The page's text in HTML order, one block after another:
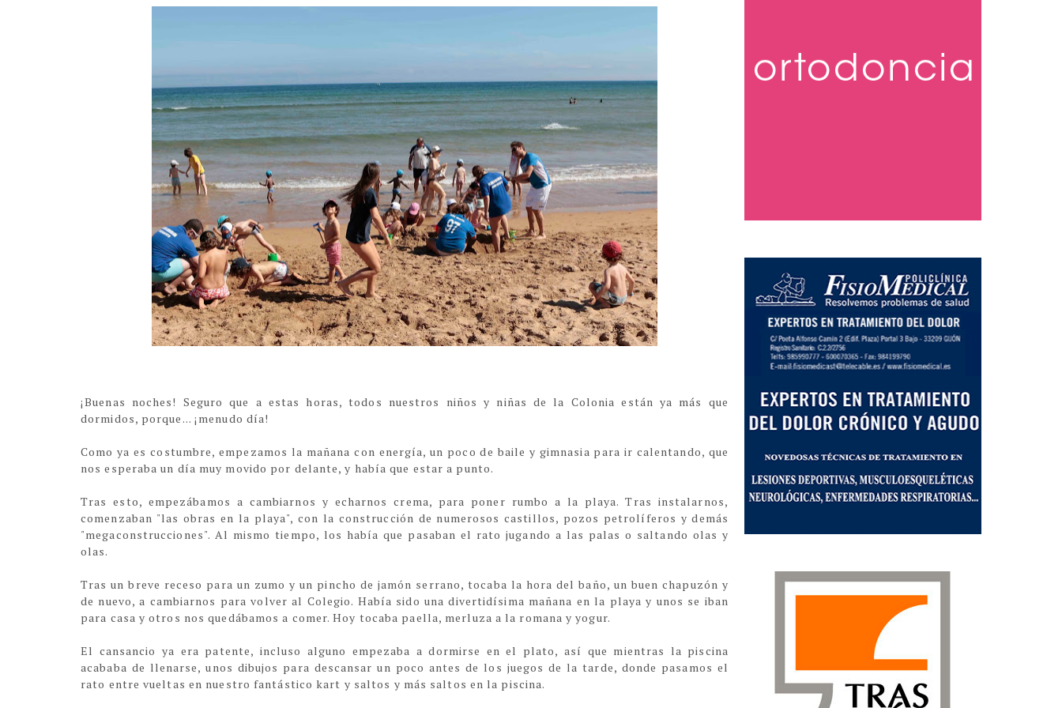
¡Buenas noches! Seguro que a estas horas, todos nuestros niños y niñas de la Colonia están ya más que
dormidos, porque... ¡menudo día!
Como ya es costumbre, empezamos la mañana con energía, un poco de baile y gimnasia para ir calentando, que
nos esperaba un día muy movido por delante, y había que estar a punto.
Tras esto, empezábamos a cambiarnos y echarnos crema, para poner rumbo a la playa. Tras instalarnos,
comenzaban "las obras en la playa", con la construcción de numerosos castillos, pozos petrolíferos y demás
"megaconstrucciones". Al mismo tiempo, los había que pasaban el rato jugando a las palas o saltando olas y
olas.
Tras un breve receso para un zumo y un pincho de jamón serrano, tocaba la hora del baño, un buen chapuzón y
de nuevo, a cambiarnos para volver al Colegio. Había sido una divertidísima mañana en la playa y unos se iban
para casa y otros nos quedábamos a comer. Hoy tocaba paella, merluza a la romana y yogur.
El cansancio ya era patente, incluso alguno empezaba a dormirse en el plato, así que mientras la piscina
acababa de llenarse, unos dibujos para descansar un poco antes de los juegos de la tarde, donde pasamos el
rato entre vueltas en nuestro fantástico kart y saltos y más saltos en la piscina.